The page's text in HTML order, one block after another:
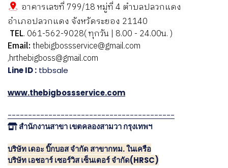
อาคารเลขที่ 799/18 หมู่ที่ 4 ตำบลปลวกแดง
อำเภอปลวกแดง จังหวัดระยอง 21140
TEL. 061-562-9028( ทุกวัน | 8.00 - 24.00น. )
Email:thebigbossservice@gmail.com
,hrthebigboss@gmail.com
Line ID : tbbsale
www.thebigbossservice.com
-----------------------------------------
สำนักงานสาขา เขตคลองสามวา กรุงเทพฯ
บริษัท เดอะ บิ๊กบอส จำกัด สาขากทม. ในเครือ
บริษัท เอชอาร์ เซอร์วิส เซ็นเตอร์ จำกัด(HRSC)